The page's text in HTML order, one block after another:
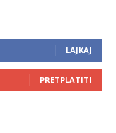
LAJKAJ
PRETPLATITI